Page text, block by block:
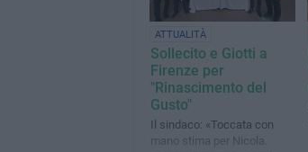
ATTUALITÀ
Sollecito e Giotti a
Firenze per
"Rinascimento del
Gusto"
Il sindaco: «Toccata con
mano stima per Nicola.